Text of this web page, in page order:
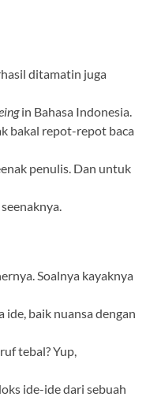
ditamatin juga
in Bahasa Indonesia.
bakal repot-repot baca
penulis. Dan untuk
Soalnya kayaknya
baik nuansa dengan
tebal? Yup,
ide-ide dari sebuah